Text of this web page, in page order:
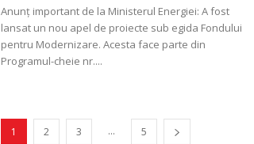
Anunț important de la Ministerul Energiei: A fost
lansat un nou apel de proiecte sub egida Fondului
pentru Modernizare. Acesta face parte din
Programul-cheie nr....
1 2 3 ... 5